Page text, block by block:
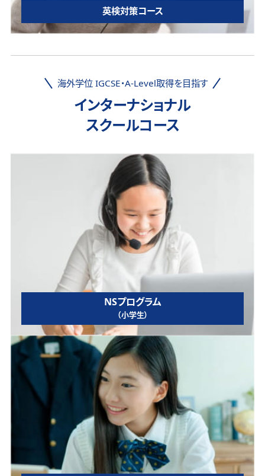
英検対策コース
海外学位 IGCSE・A-Level取得を目指す
インターナショナル
スクールコース
NSプログラム
（小学生）